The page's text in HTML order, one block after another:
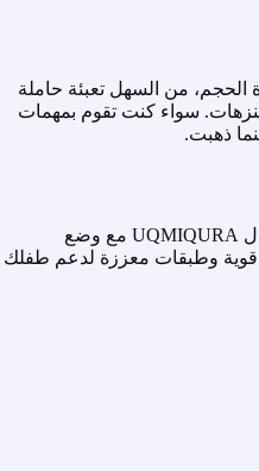
من السهل تعبئة حاملة
سواء كنت تقوم بمهمات
ذهبت.
السلامة أولاً: تم تصميم حاملة الأطفال UQMIQURA مع وضع
قوية وطبقات معززة لدعم طفلك